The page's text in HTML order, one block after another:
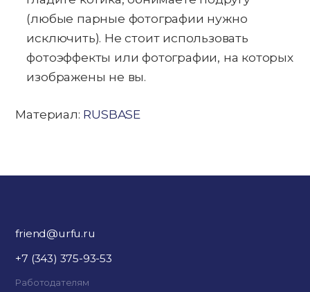
(любые парные фотографии нужно
исключить). Не стоит использовать
фотоэффекты или фотографии, на которых
изображены не вы.
Материал: RUSBASE
friend@urfu.ru
+7 (343) 375-93-53
Работодателям